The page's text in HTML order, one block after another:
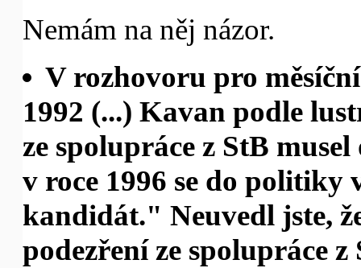
Nemám na něj názor.
V rozhovoru pro
1992 (...) Kavan podle
ze spolupráce z StB
v roce 1996 se do
kandidát." Neuvedl jste,
podezření ze spolupráce z